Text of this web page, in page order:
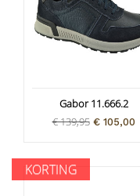
Gabor 11.666.2
€ 139,95 € 105,00
KORTING